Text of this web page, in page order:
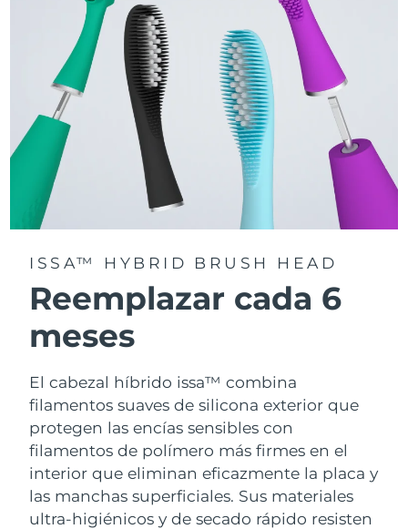
la app FOREO For You.
ISSA™ HYBRID BRUSH HEAD
Reemplazar cada 6
meses
El cabezal híbrido issa™ combina
filamentos suaves de silicona exterior que
protegen las encías sensibles con
filamentos de polímero más firmes en el
interior que eliminan eficazmente la placa y
las manchas superficiales. Sus materiales
ultra-higiénicos y de secado rápido resisten